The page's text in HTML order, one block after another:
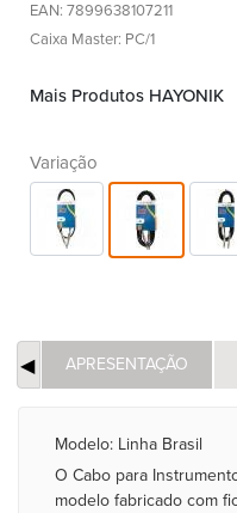
EAN: 7899638107211
Caixa Master: PC/1
Mais Produtos HAYONIK
Variação
APRESENTAÇÃO
Modelo: Linha Brasil
O Cabo para
modelo fabricado com